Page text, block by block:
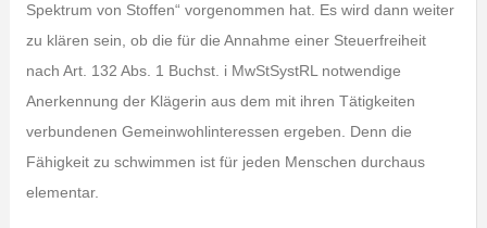
Spektrum von Stoffen“ vorgenommen hat. Es wird dann weiter
zu klären sein, ob die für die Annahme einer Steuerfreiheit
nach Art. 132 Abs. 1 Buchst. i MwStSystRL notwendige
Anerkennung der Klägerin aus dem mit ihren Tätigkeiten
verbundenen Gemeinwohlinteressen ergeben. Denn die
Fähigkeit zu schwimmen ist für jeden Menschen durchaus
elementar.